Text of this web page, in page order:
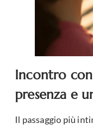
Incontro
presenza e
Il passaggio più